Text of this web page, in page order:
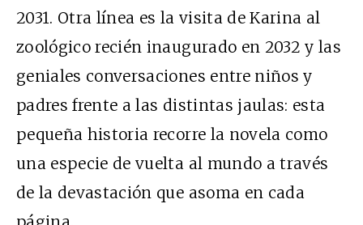
2031. Otra línea es la visita de Karina al
zoológico recién inaugurado en 2032 y las
geniales conversaciones entre niños y
padres frente a las distintas jaulas: esta
pequeña historia recorre la novela como
una especie de vuelta al mundo a través
de la devastación que asoma en cada